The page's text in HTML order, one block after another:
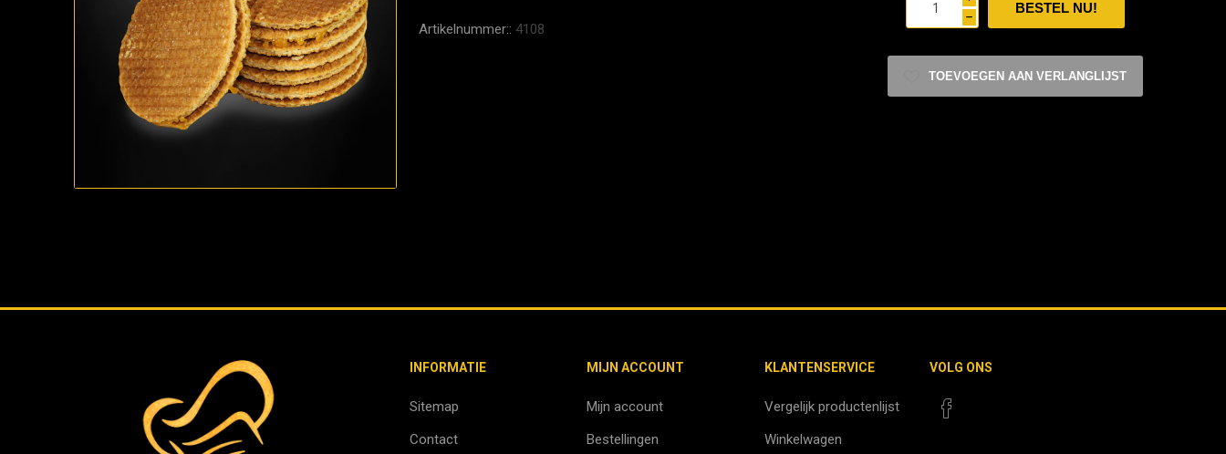
Artikelnummer:: 4108
h
TOEVOEGEN AAN VERLANGLIJST
INFORMATIE
Sitemap
Contact
MIJN ACCOUNT
Mijn account
Bestellingen
KLANTENSERVICE
Vergelijk productenlijst
Winkelwagen
VOLG ONS